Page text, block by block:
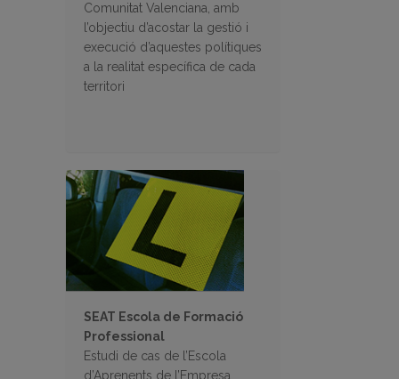
Comunitat Valenciana, amb
l’objectiu d’acostar la gestió i
execució d’aquestes polítiques
a la realitat específica de cada
territori
SEAT Escola de Formació
Professional
Estudi de cas de l’Escola
d’Aprenents de l’Empresa